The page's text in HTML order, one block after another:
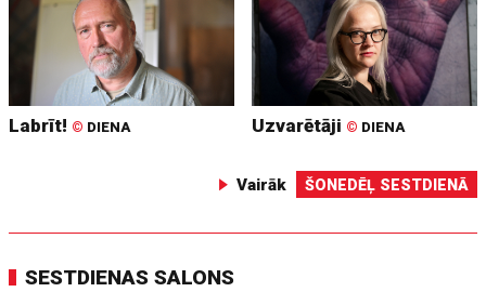
Labrīt! © DIENA Uzvarētāji © DIENA
Vairāk ŠONEDĒĻ SESTDIENĀ
SESTDIENAS SALONS